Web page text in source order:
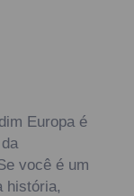
Europa é
você é um
história,